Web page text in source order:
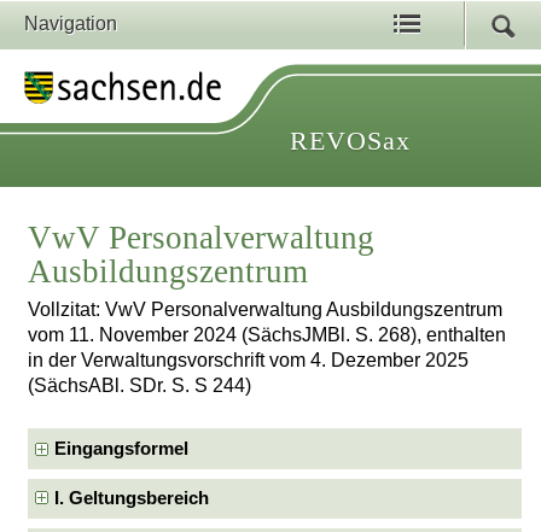
Navigation
REVOSax
VwV Personalverwaltung
Ausbildungszentrum
Vollzitat: VwV Personalverwaltung Ausbildungszentrum
vom 11. November 2024 (SächsJMBl. S. 268), enthalten
in der Verwaltungsvorschrift vom 4. Dezember 2025
(SächsABl. SDr. S. S 244)
Eingangsformel
I. Geltungsbereich